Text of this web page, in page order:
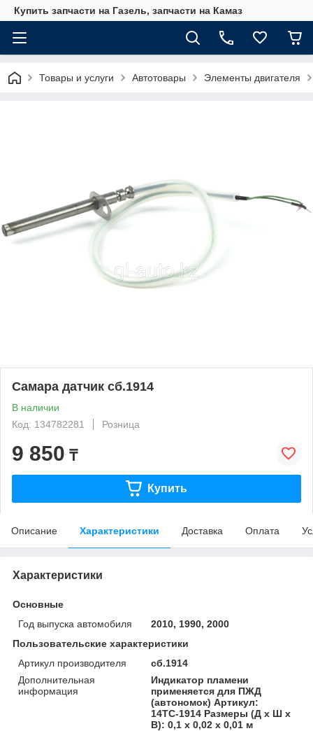
Купить запчасти на Газель, запчасти на Камаз
Товары и услуги Автотовары Элементы двигателя
Самара датчик сб.1914
В наличии
Код: 134782281
Розница
9 850 ₸
Купить
Описание Характеристики Доставка Оплата
Характеристики
Основные
Год выпуска автомобиля
2010, 1990, 2000
Пользовательские характеристики
Артикул производителя
сб.1914
Дополнительная
информация
Индикатор пламени
применяется для ПЖД
(автономок) Артикул:
14ТС-1914 Размеры (Д х Ш х
В): 0,1 х 0,02 х 0,01 м